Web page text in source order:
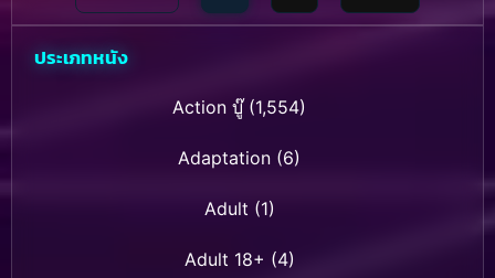
ประเภทหนัง
Action บู๊(1,554)
Adaptation (6)
Adult (1)
Adult 18+ (4)